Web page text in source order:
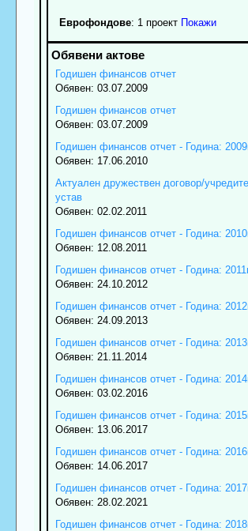
Еврофондове: 1 проект Покажи
Годишен финансов отчет
Обявен: 03.07.2009
Годишен финансов отчет
Обявен: 03.07.2009
Годишен финансов отчет - Година:
Обявен: 17.06.2010
Актуален дружествен договор/
устав
Обявен: 02.02.2011
Годишен финансов отчет - Година:
Обявен: 12.08.2011
Годишен финансов отчет - Година:
Обявен: 24.10.2012
Годишен финансов отчет - Година:
Обявен: 24.09.2013
Годишен финансов отчет - Година:
Обявен: 21.11.2014
Годишен финансов отчет - Година:
Обявен: 03.02.2016
Годишен финансов отчет - Година:
Обявен: 13.06.2017
Годишен финансов отчет - Година:
Обявен: 14.06.2017
Годишен финансов отчет - Година:
Обявен: 28.02.2021
Годишен финансов отчет - Година: